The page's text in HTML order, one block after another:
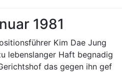
1981
Kim Dae Jung
lebenslanger Haft begnadig
das gegen ihn gef